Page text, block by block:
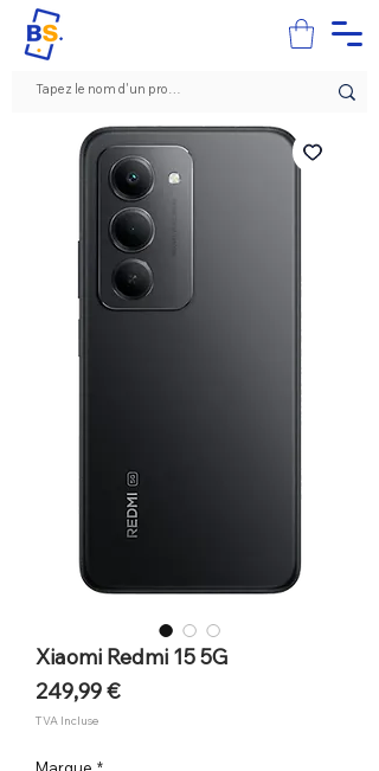
Xiaomi Redmi 15 5G
249,99 €Prix
TVA Incluse